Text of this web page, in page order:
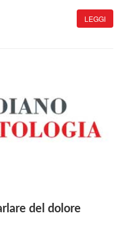
LEGGI
del dolore